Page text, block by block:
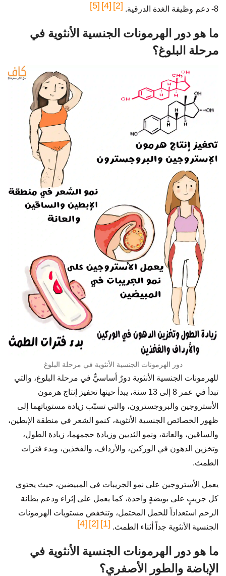
8- دعم وظيفة الغدة الدرقية. [2]
[4]
[5]
ما هو دور الهرمونات الجنسية الأنثوية في
مرحلة البلوغ؟
دور الهرمونات الجنسية الأنثوية في مرحلة البلوغ
للهرمونات الجنسية الأنثوية دورٌ أساسيٌّ في مرحلة البلوغ، والتي
تبدأ في عمر 8 إلى 13 سنة، يبدأ حينها تحفيز إنتاج هرمون
الأستروجين والبروجسترون، والتي تسبّب زيادة مستوياتهما إلى
ظهور الخصائص الجنسية الأنثوية، كنمو الشعر في منطقة الإبطين،
والساقين، والعانة، ونمو الثديين وزيادة حجمهما، زيادة الطول،
وتخزين الدهون في الوركين، والأرداف، والفخذين، وبدء فترات
الطمث.
يعمل الأستروجين على نمو الجريبات في المبيضين، حيث يحتوي
كل جريبٍ على بويضةٍ واحدة، كما يعمل على إثراء ودعم بطانة
الرحم استعداداً للحمل المحتمل، وتنخفض مستويات الهرمونات
الجنسية الأنثوية جداً أثناء الطمث. [1]
[2]
[4]
ما هو دور الهرمونات الجنسية الأنثوية في
الإباضة والطور الأصفري؟